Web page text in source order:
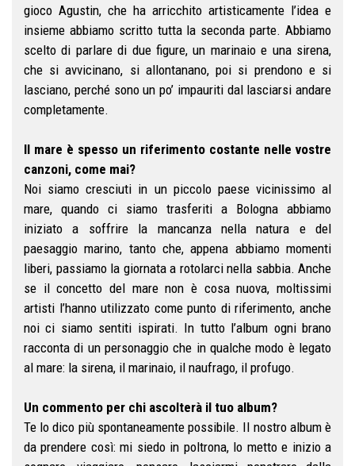
gioco Agustin, che ha arricchito artisticamente l’idea e
insieme abbiamo scritto tutta la seconda parte. Abbiamo
scelto di parlare di due figure, un marinaio e una sirena,
che si avvicinano, si allontanano, poi si prendono e si
lasciano, perché sono un po’ impauriti dal lasciarsi andare
completamente.
Il mare è spesso un riferimento costante nelle vostre
canzoni, come mai?
Noi siamo cresciuti in un piccolo paese vicinissimo al
mare, quando ci siamo trasferiti a Bologna abbiamo
iniziato a soffrire la mancanza nella natura e del
paesaggio marino, tanto che, appena abbiamo momenti
liberi, passiamo la giornata a rotolarci nella sabbia. Anche
se il concetto del mare non è cosa nuova, moltissimi
artisti l’hanno utilizzato come punto di riferimento, anche
noi ci siamo sentiti ispirati. In tutto l’album ogni brano
racconta di un personaggio che in qualche modo è legato
al mare: la sirena, il marinaio, il naufrago, il profugo.
Un commento per chi ascolterà il tuo album?
Te lo dico più spontaneamente possibile. Il nostro album è
da prendere così: mi siedo in poltrona, lo metto e inizio a